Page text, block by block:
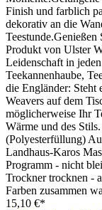
Finish und farblich
dekorativ an die
Produkt von Ulster
Leidenschaft in
Teekannenhaube,
die Engländer: Steht
Weavers auf dem
möglicherweise Ihr
Wärme und des
(Polyesterfüllung)
Landhaus-Karos
Programm - nicht
Trockner trocknen -
Farben zusammen
15,10 €*